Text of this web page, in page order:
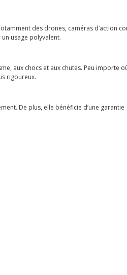
des drones, caméras d’action
usage polyvalent.
aux chocs et aux chutes. Peu importe
rigoureux.
De plus, elle bénéficie d’une garantie